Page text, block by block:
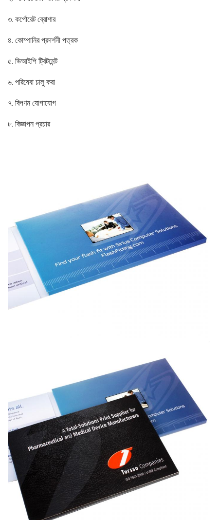
৩. কর্পোরেট ব্রোশার
৪. কোম্পানির প্রদর্শনী পত্রক
৫. ভিআইপি ট্রিটমেন্ট
৬. পরিষেবা চালু করা
৭. বিপণন যোগাযোগ
৮. বিজ্ঞাপন প্রচার